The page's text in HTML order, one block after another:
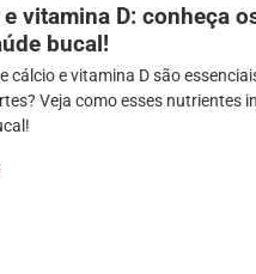
vitamina D: conheça
bucal!
cálcio e vitamina D são
Veja como esses nutrientes